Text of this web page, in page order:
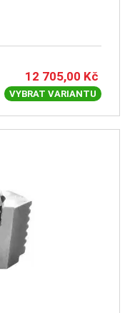
12 705,00 Kč
VYBRAT VARIANTU